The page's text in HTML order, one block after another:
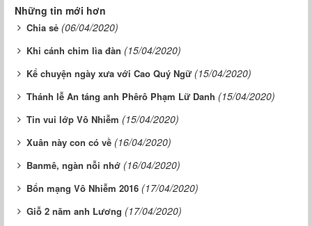
Những tin mới hơn
Chia sẻ (06/04/2020)
Khi cánh chim lìa đàn (15/04/2020)
Kể chuyện ngày xưa với Cao Quý Ngữ (15/04/2020)
Thánh lễ An táng anh Phêrô Phạm Lữ Danh (15/04/2020)
Tin vui lớp Vô Nhiễm (15/04/2020)
Xuân này con có về (16/04/2020)
Banmê, ngàn nỗi nhớ (16/04/2020)
Bổn mạng Vô Nhiễm 2016 (17/04/2020)
Giỗ 2 năm anh Lương (17/04/2020)